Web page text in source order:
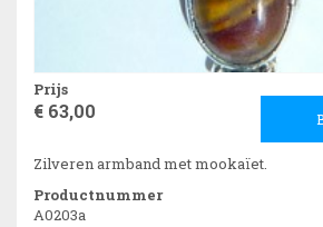
Prijs
€ 63,00
Zilveren armband met mookaïet.
Productnummer
A0203a